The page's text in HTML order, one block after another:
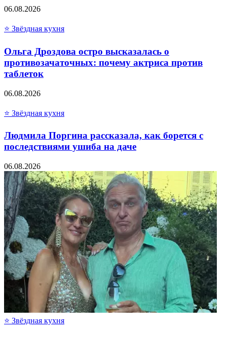
06.08.2026
⭐ Звёздная кухня
Ольга Дроздова остро высказалась о
противозачаточных: почему актриса против
таблеток
06.08.2026
⭐ Звёздная кухня
Людмила Поргина рассказала, как борется с
последствиями ушиба на даче
06.08.2026
⭐ Звёздная кухня